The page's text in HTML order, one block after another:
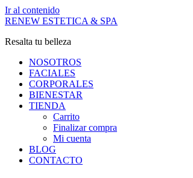
Ir al contenido
RENEW ESTETICA & SPA
Resalta tu belleza
NOSOTROS
FACIALES
CORPORALES
BIENESTAR
TIENDA
Carrito
Finalizar compra
Mi cuenta
BLOG
CONTACTO